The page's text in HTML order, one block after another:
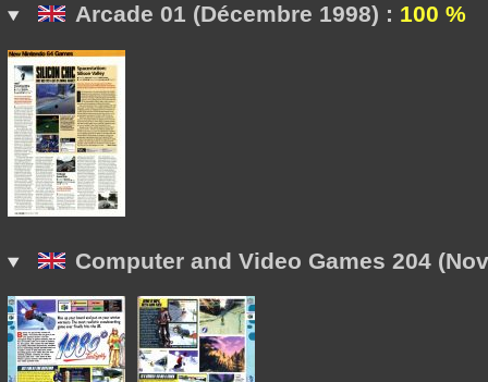
Arcade 01 (Décembre 1998) : 100 %
Computer and Video Games 204